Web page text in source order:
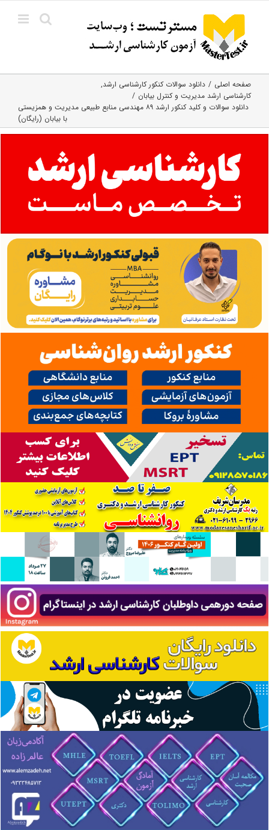
content
صفحه اصلی
دانلود سوالات کنکور کارشناسی ارشد
کارشناسی ارشد مدیریت و کنترل بیابان
دانلود سوالات و کلید کنکور ارشد ۸۹ مهندسی منابع طبیعی مدیریت و همزیستی
با بیابان (رایگان)